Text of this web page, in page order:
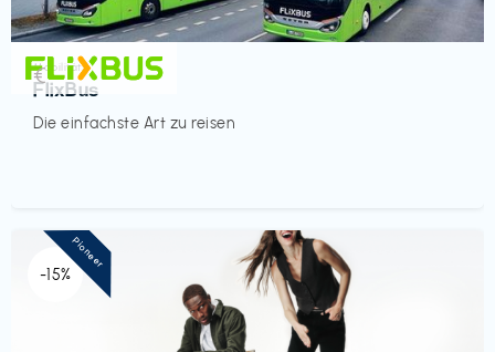
Mobilität
FlixBus
Die einfachste Art zu reisen
€‎
-15%
Pioneer